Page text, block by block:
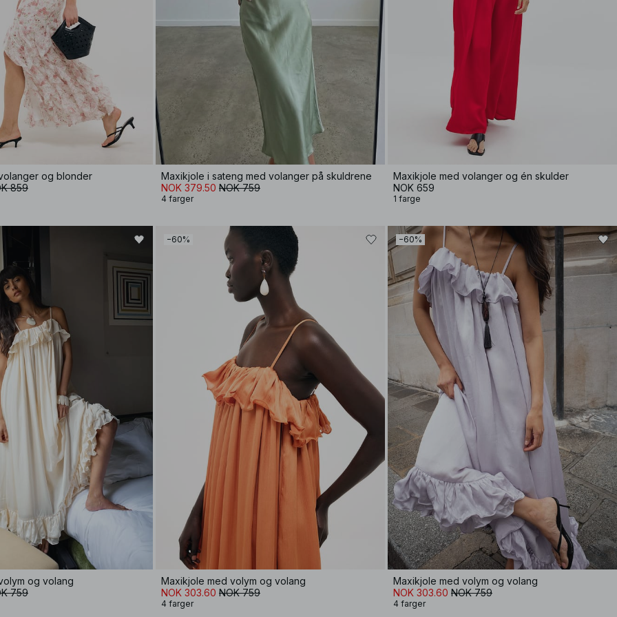
og blonder
859
Maxikjole i sateng med volanger på skuldrene
NOK 379.50 NOK 759
4 farger
Maxikjole med volanger og én skulder
NOK 659
1 farge
og volang
759
−60%
Maxikjole med volym og volang
NOK 303.60 NOK 759
4 farger
−60%
Maxikjole med volym og volang
NOK 303.60 NOK 759
4 farger